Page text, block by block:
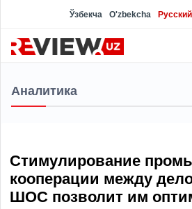
Ўзбекча O'zbekcha Русский
Аналитика
Стимулирование
кооперации между
ШОС позволит им